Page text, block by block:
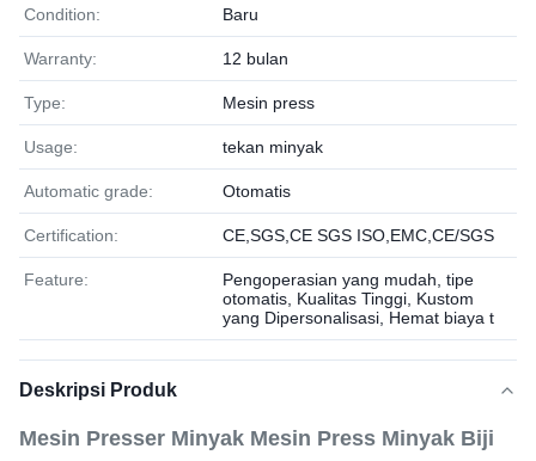
Condition: Baru
Warranty: 12 bulan
Type: Mesin press
Usage: tekan minyak
Automatic grade: Otomatis
Certification: CE,SGS,CE SGS ISO,EMC,CE/SGS
Feature:
Pengoperasian yang mudah, tipe
otomatis, Kualitas Tinggi, Kustom
yang Dipersonalisasi, Hemat biaya t
Deskripsi Produk
Mesin Presser Minyak Mesin Press Minyak Biji